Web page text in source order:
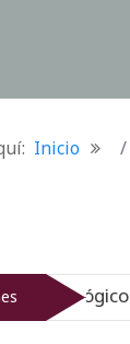
Inicio
de Texcoco